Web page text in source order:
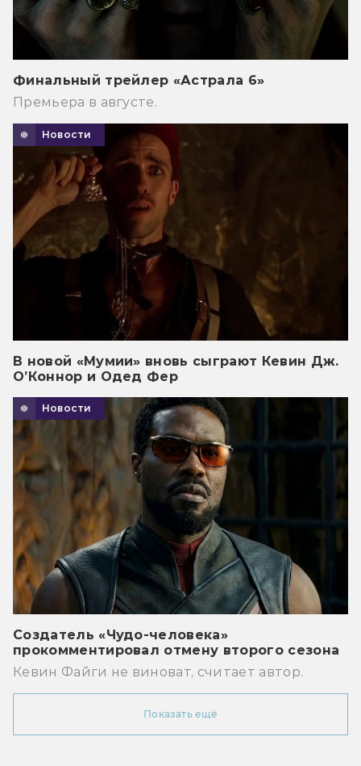
Финальный трейлер «Астрала 6»
Премьера в августе.
Новости
В новой «Мумии» вновь сыграют Кевин Дж.
О’Коннор и Одед Фер
Новости
Создатель «Чудо-человека»
прокомментировал отмену второго сезона
Кевин Файги не виноват, считает автор.
Показать ещё